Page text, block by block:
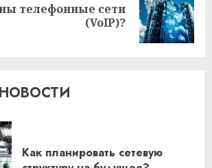
телефонные сети
(VoIP)?
Как планировать сетевую